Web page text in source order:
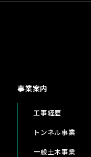
事業案内
工事経歴
トンネル事業
一般土木事業